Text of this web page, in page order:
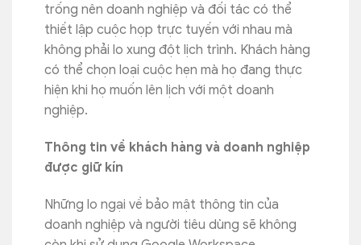
trống nên doanh nghiệp và đối tác có thể
thiết lập cuộc họp trực tuyến với nhau mà
không phải lo xung đột lịch trình. Khách hàng
có thể chọn loại cuộc hẹn mà họ đang thực
hiện khi họ muốn lên lịch với một doanh
nghiệp.
Thông tin về khách hàng và doanh nghiệp
được giữ kín
Những lo ngại về bảo mật thông tin của
doanh nghiệp và người tiêu dùng sẽ không